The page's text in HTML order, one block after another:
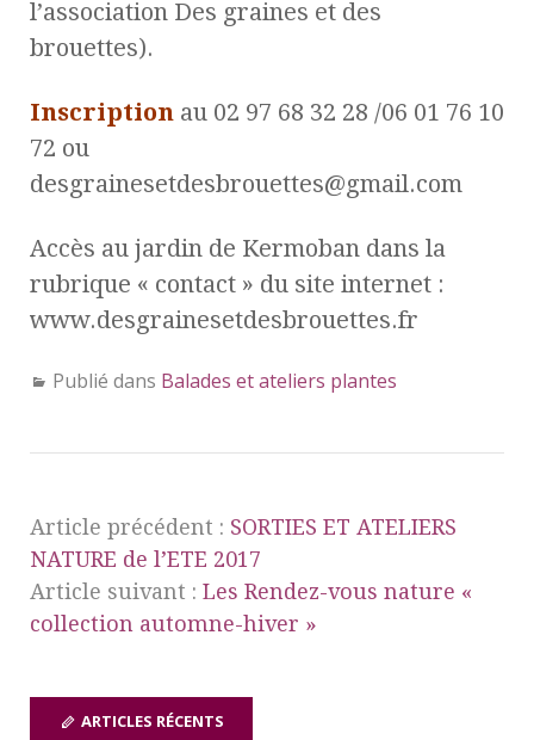
l’association Des graines et des
brouettes).
Inscription au 02 97 68 32 28 /06 01 76 10
72 ou
desgrainesetdesbrouettes@gmail.com
Accès au jardin de Kermoban dans la
rubrique « contact » du site internet :
www.desgrainesetdesbrouettes.fr
Publié dans Balades et ateliers plantes
Article précédent : SORTIES ET ATELIERS
NATURE de l’ETE 2017
Article suivant : Les Rendez-vous nature «
collection automne-hiver »
ARTICLES RÉCENTS